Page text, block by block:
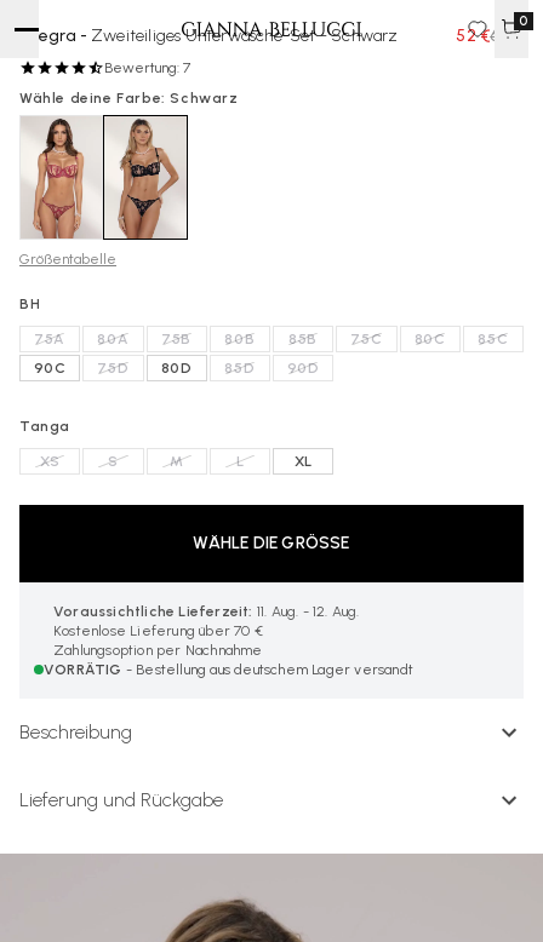
0
Allegra - Zweiteiliges Unterwäsche-Set - Schwarz 65 €
52 €
Bewertung: 7
Wähle deine Farbe: Schwarz
Größentabelle
BH
75A 80A 75B 80B 85B 75C 80C
85C
90C
75D 80D 85D 90D
Tanga
XS S M L XL
WÄHLE DIE GRÖSSE
Voraussichtliche Lieferzeit: 11. Aug. - 12. Aug.
Kostenlose Lieferung über 70 €
Zahlungsoption per Nachnahme
VORRÄTIG - Bestellung aus deutschem Lager versandt
Beschreibung
Lieferung und Rückgabe